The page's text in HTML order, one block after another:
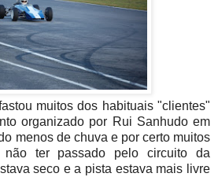
muitos dos habituais "clientes"
organizado por Rui Sanhudo em
menos de chuva e por certo muitos
não ter passado pelo circuito da
seco e a pista estava mais livre